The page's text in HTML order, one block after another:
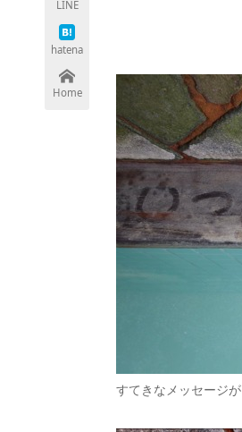
LINE
hatena
Home
すてきなメッセージが